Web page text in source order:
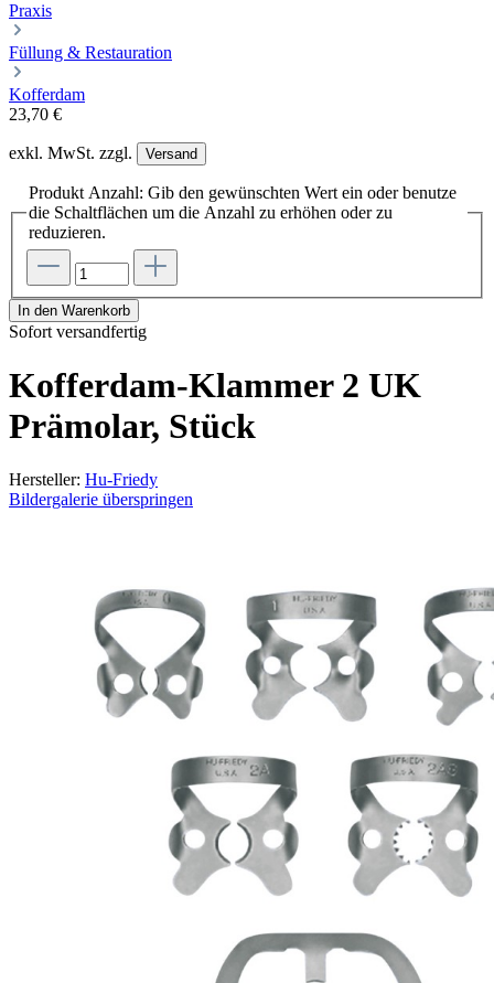
Praxis
Füllung & Restauration
Kofferdam
23,70 €
exkl. MwSt. zzgl. Versand
Produkt Anzahl: Gib den gewünschten Wert ein oder benutze
die Schaltflächen um die Anzahl zu erhöhen oder zu
reduzieren.
In den Warenkorb
Sofort versandfertig
Kofferdam-Klammer 2 UK
Prämolar, Stück
Hersteller: Hu-Friedy
Bildergalerie überspringen